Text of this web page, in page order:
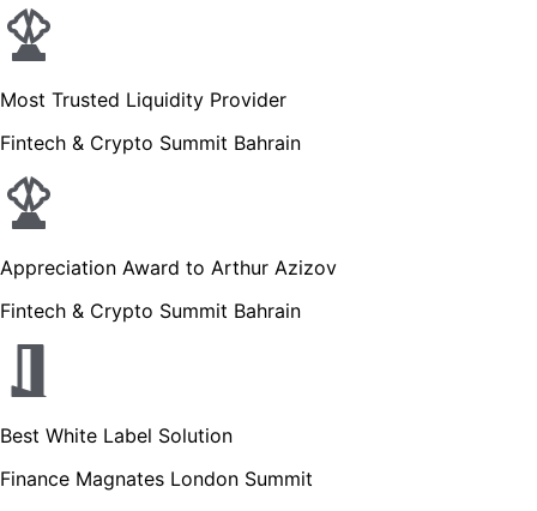
Most Trusted Liquidity Provider
Fintech & Crypto Summit Bahrain
Appreciation Award to Arthur Azizov
Fintech & Crypto Summit Bahrain
Best White Label Solution
Finance Magnates London Summit